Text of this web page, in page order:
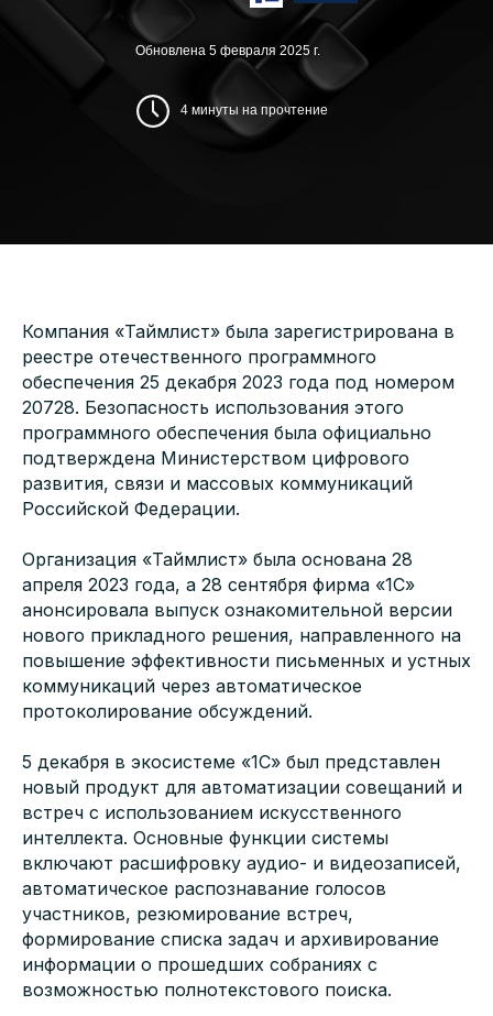
4 минуты на прочтение
Обновлена 5 февраля 2025 г.
Компания «Таймлист» была зарегистрирована в
реестре отечественного программного
обеспечения 25 декабря 2023 года под номером
20728. Безопасность использования этого
программного обеспечения была официально
подтверждена Министерством цифрового
развития, связи и массовых коммуникаций
Российской Федерации.
Организация «Таймлист» была основана 28
апреля 2023 года, а 28 сентября фирма «1С»
анонсировала выпуск ознакомительной версии
нового прикладного решения, направленного на
повышение эффективности письменных и устных
коммуникаций через автоматическое
протоколирование обсуждений.
5 декабря в экосистеме «1С» был представлен
новый продукт для автоматизации совещаний и
встреч с использованием искусственного
интеллекта. Основные функции системы
включают расшифровку аудио- и видеозаписей,
автоматическое распознавание голосов
участников, резюмирование встреч,
формирование списка задач и архивирование
информации о прошедших собраниях с
возможностью полнотекстового поиска.